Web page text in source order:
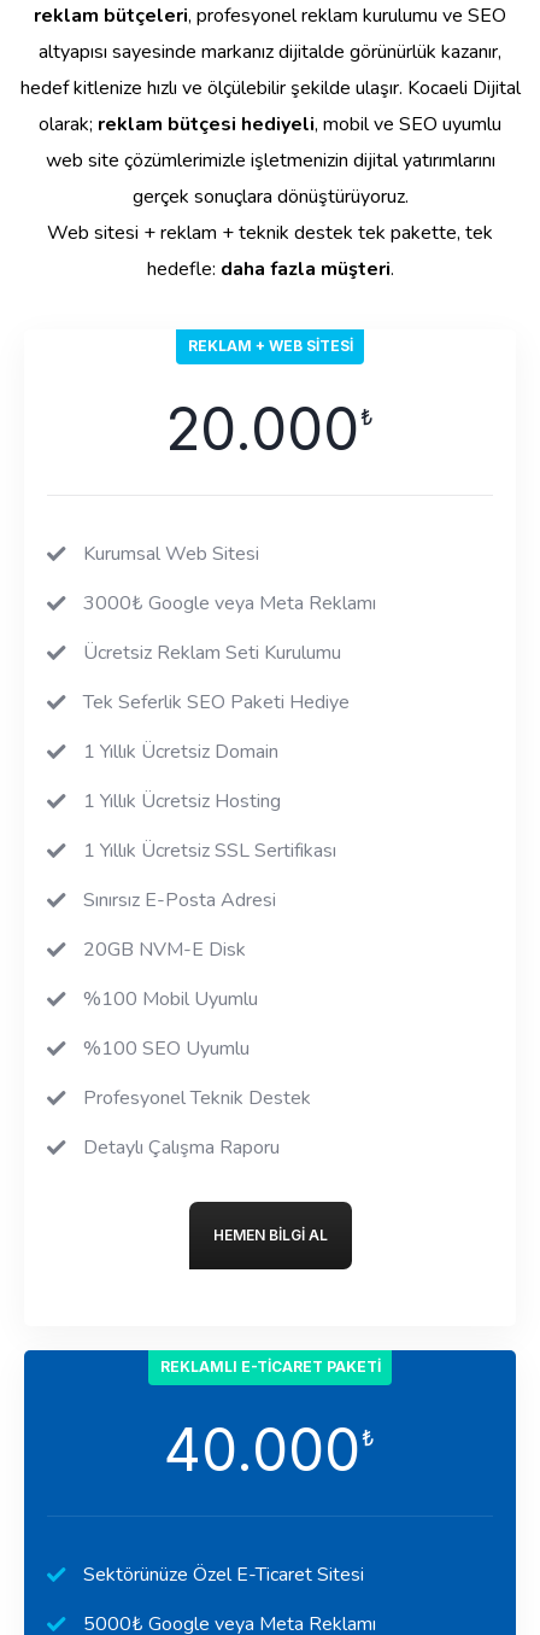
reklam bütçeleri, profesyonel reklam kurulumu ve SEO
altyapısı sayesinde markanız dijitalde görünürlük kazanır,
hedef kitlenize hızlı ve ölçülebilir şekilde ulaşır. Kocaeli Dijital
olarak; reklam bütçesi hediyeli, mobil ve SEO uyumlu
web site çözümlerimizle işletmenizin dijital yatırımlarını
gerçek sonuçlara dönüştürüyoruz.
Web sitesi + reklam + teknik destek tek pakette, tek
hedefle: daha fazla müşteri.
REKLAM + WEB SITESI
20.000₺
Kurumsal Web Sitesi
3000₺ Google veya Meta Reklamı
Ücretsiz Reklam Seti Kurulumu
Tek Seferlik SEO Paketi Hediye
1 Yıllık Ücretsiz Domain
1 Yıllık Ücretsiz Hosting
1 Yıllık Ücretsiz SSL Sertifikası
Sınırsız E-Posta Adresi
20GB NVM-E Disk
%100 Mobil Uyumlu
%100 SEO Uyumlu
Profesyonel Teknik Destek
Detaylı Çalışma Raporu
HEMEN BILGI AL
REKLAMLI E-TICARET PAKETI
40.000₺
Sektörünüze Özel E-Ticaret Sitesi
5000₺ Google veya Meta Reklamı